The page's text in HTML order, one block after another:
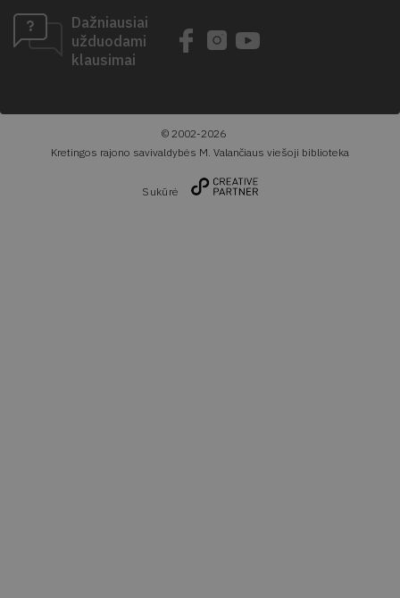
Dažniausiai
užduodami
klausimai
© 2002-2026
Kretingos rajono savivaldybės M. Valančiaus viešoji biblioteka
Sukūrė